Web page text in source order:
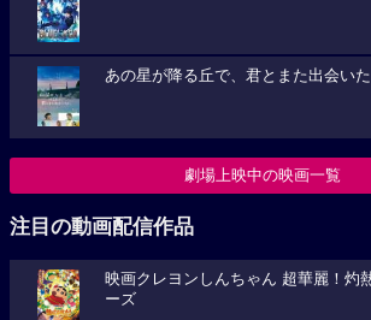
あの星が降る丘で、君とまた出会いた
劇場上映中の映画一覧
注目の動画配信作品
映画クレヨンしんちゃん 超華麗！灼
ーズ